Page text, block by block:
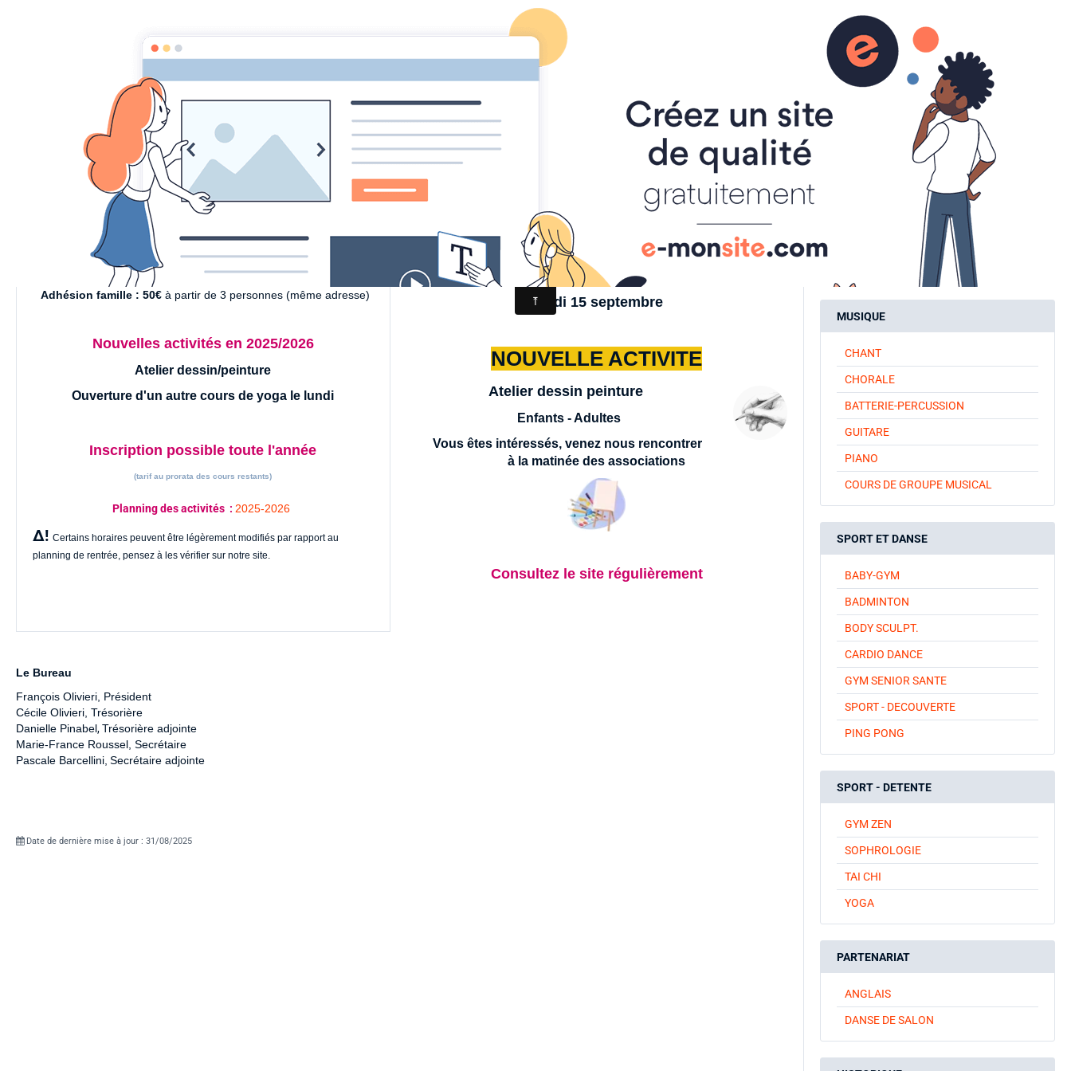
Agenda Contact
Association des Activités Créatrices et Culturelles des Authieux
Depuis plus de 30 ans l'AACCA propose toutes sortes d'activités
culturelles et sportives.
Cette année encore, l'équipe AACCA vous propose, en plus des
cours, de nouveaux loisirs : stages et soirées variés qui, nous
l'espérons, répondront à vos envies et demandes.
Surfez sur le site pour découvrir nos activités...
N'oubliez pas que vous bénéficiez d'un cours d'essai
Adhésion :
(obligatoire pour participer aux activités de
l'association)
Adhésion famille : 50€ à partir de 3 personnes (même adresse)
Nouvelles activités en 2025/2026
Atelier dessin/peinture
Ouverture d'un autre cours de yoga le lundi
Inscription possible toute l'année
(tarif au prorata des cours restants)
Planning des activités : 2025-2026
∆! Certains horaires peuvent être légèrement modifiés par rapport au
planning de rentrée, pensez à les vérifier sur notre site.
MATINEE DES ASSOCIATIONS
Samedi 6 septembre
Salle Roger Debarre
REPRISE DES ACTIVITES
Lundi 15 septembre
NOUVELLE ACTIVITE
Atelier dessin peinture
Enfants - Adultes
Vous êtes intéressés, venez nous rencontrer
à la matinée des associations
Consultez le site régulièrement
Le Bureau
François Olivieri , Président
Cécile Olivieri, Trésorière
Danielle Pinabel,Trésorière adjointe
Marie-France Roussel, Secrétaire
Pascale Barcellini, Secrétaire adjointe
Date de dernière mise à jour : 31/08/2025
ACTUALITES
SPORT A LA CARTE
ATELIER CREATIF
CALLIGRAPHIE
MUSIQUE
CHANT
CHORALE
BATTERIE-PERCUSSION
GUITARE
PIANO
COURS DE GROUPE MUSICAL
SPORT ET DANSE
BABY-GYM
BADMINTON
BODY SCULPT.
CARDIO DANCE
GYM SENIOR SANTE
SPORT - DECOUVERTE
PING PONG
SPORT - DETENTE
GYM ZEN
SOPHROLOGIE
TAI CHI
YOGA
PARTENARIAT
ANGLAIS
DANSE DE SALON